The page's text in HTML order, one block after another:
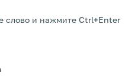
слово и нажмите Ctrl+Enter